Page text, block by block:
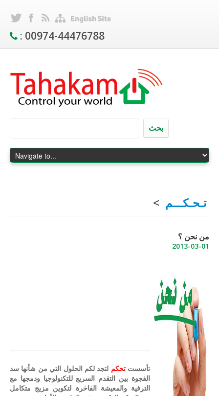
: 00974-44476788
بحث
تـحـكـــم >
من نحن ؟
2013-03-01
تأسست تحكم لتجد لكم الحلول التي من شأنها سد
الفجوة بين التقدم السريع للتكنولوجيا ودمجها مع
الترفية والمعيشة الفاخرة لتكوين مزيج متكامل